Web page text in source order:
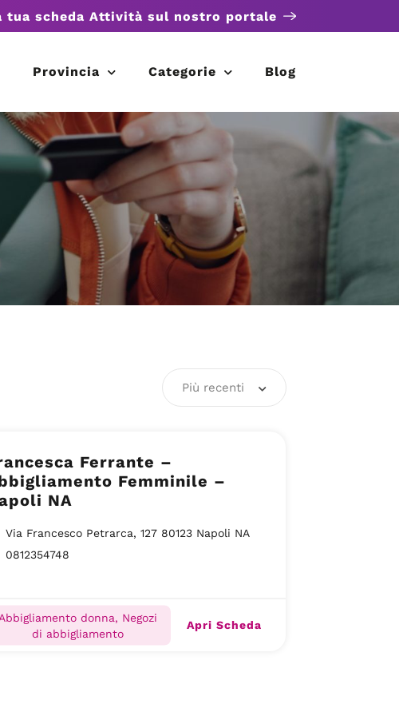
tua scheda Attività sul nostro portale
Provincia Categorie Blog
Più recenti
Ferrante –
Femminile –
NA
Via Francesco Petrarca, 127 80123 Napoli NA
0812354748
Abbigliamento donna, Negozi
di abbigliamento
Apri Scheda